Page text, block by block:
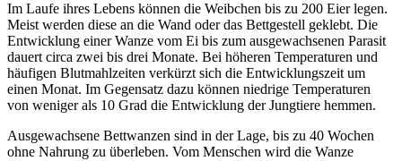
Im Laufe ihres Lebens können die Weibchen bis zu 200 Eier legen.
Meist werden diese an die Wand oder das Bettgestell geklebt. Die
Entwicklung einer Wanze vom Ei bis zum ausgewachsenen Parasit
dauert circa zwei bis drei Monate. Bei höheren Temperaturen und
häufigen Blutmahlzeiten verkürzt sich die Entwicklungszeit um
einen Monat. Im Gegensatz dazu können niedrige Temperaturen
von weniger als 10 Grad die Entwicklung der Jungtiere hemmen.
Ausgewachsene Bettwanzen sind in der Lage, bis zu 40 Wochen
ohne Nahrung zu überleben. Vom Menschen wird die Wanze